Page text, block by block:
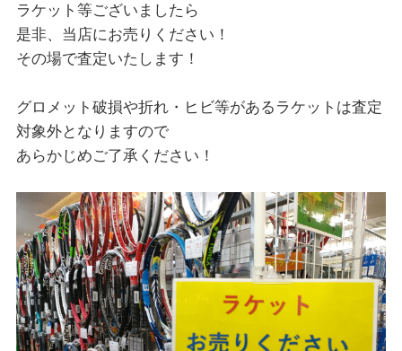
ラケット等ございましたら
是非、当店にお売りください！
その場で査定いたします！
グロメット破損や折れ・ヒビ等があるラケットは査定
対象外となりますので
あらかじめご了承ください！